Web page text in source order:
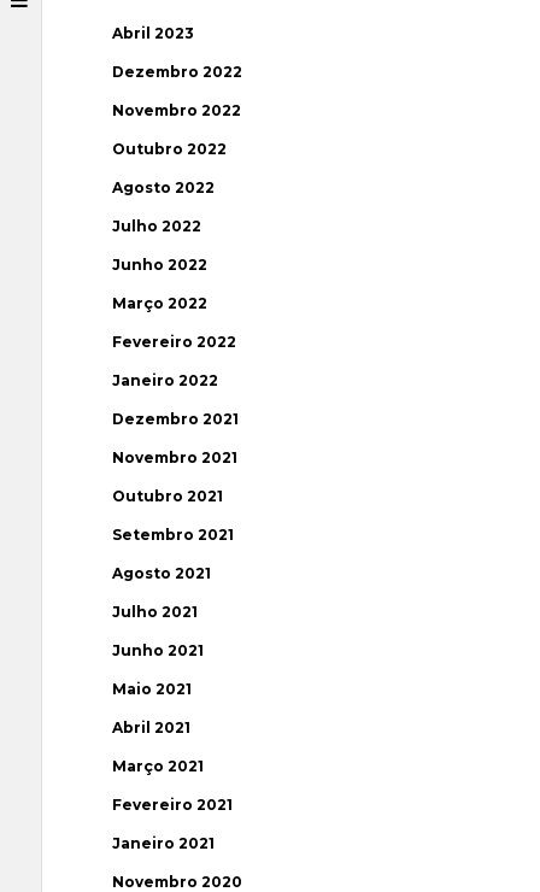
Abril 2023
Dezembro 2022
Novembro 2022
Outubro 2022
Agosto 2022
Julho 2022
Junho 2022
Março 2022
Fevereiro 2022
Janeiro 2022
Dezembro 2021
Novembro 2021
Outubro 2021
Setembro 2021
Agosto 2021
Julho 2021
Junho 2021
Maio 2021
Abril 2021
Março 2021
Fevereiro 2021
Janeiro 2021
Novembro 2020